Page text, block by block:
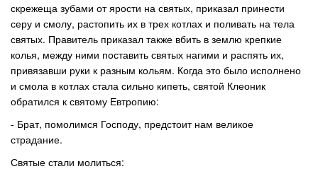
скрежеща зубами от ярости на святых, приказал принести
серу и смолу, растопить их в трех котлах и поливать на тела
святых. Правитель приказал также вбить в землю крепкие
колья, между ними поставить святых нагими и распять их,
привязавши руки к разным кольям. Когда это было исполнено
и смола в котлах стала сильно кипеть, святой Клеоник
обратился к святому Евтропию:
- Брат, помолимся Господу, предстоит нам великое
страдание.
Святые стали молиться: